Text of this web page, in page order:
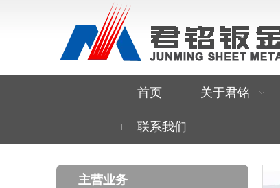
首页 关于君铭
联系我们
主营业务